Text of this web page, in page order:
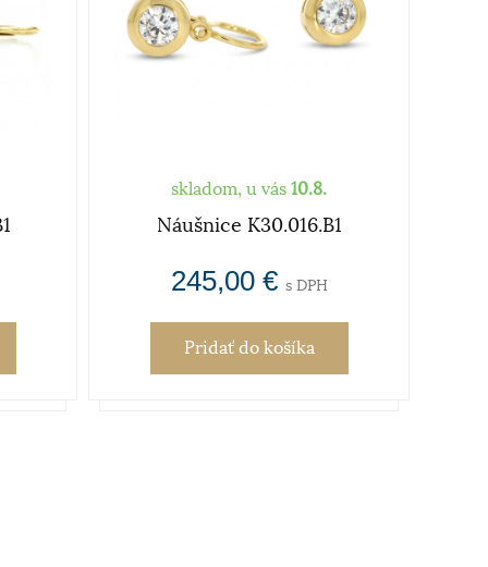
skladom, u vás 10.8.
Náušnice K30.016.B1
245,00 € s DPH
Pridaťdo košíka